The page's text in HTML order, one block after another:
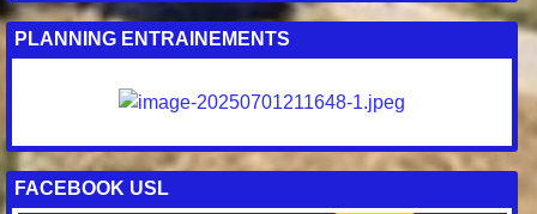
PLANNING ENTRAINEMENTS
FACEBOOK USL